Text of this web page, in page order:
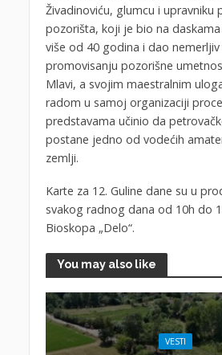
Živadinoviću, glumcu i upravniku
pozorišta, koji je bio na
više od 40 godina i dao
promovisanju pozorišne
Mlavi, a svojim maestralnim
radom u samoj organizaciji
predstavama učinio da
postane jedno od vodećih
zemlji.
Karte za 12. Guline dane su u
svakog radnog dana od 10h do
Bioskopa „Delo“.
You may also like
VESTI